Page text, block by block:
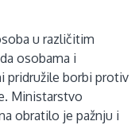
u različitim
osobama i
pridružile borbi protiv
Ministarstvo
obratilo je pažnju i